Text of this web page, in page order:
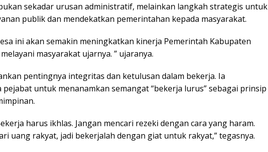
sekadar urusan administratif, melainkan langkah strategis untuk
publik dan mendekatkan pemerintahan kepada masyarakat.
ini akan semakin meningkatkan kinerja Pemerintah Kabupaten
masyarakat ujarnya. ” ujaranya.
pentingnya integritas dan ketulusan dalam bekerja. Ia
untuk menanamkan semangat “bekerja lurus” sebagai prinsip
harus ikhlas. Jangan mencari rezeki dengan cara yang haram.
uang rakyat, jadi bekerjalah dengan giat untuk rakyat,” tegasnya.